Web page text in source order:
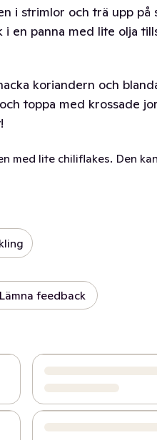
i strimlor och trä upp på
i en panna med lite olja
koriandern och
toppa med krossade
med lite chiliflakes. Den
Lämna feedback